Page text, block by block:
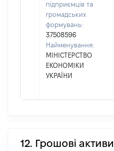
підприємців та
громадських
формувань:
37508596
Найменування:
МІНІСТЕРСТВО
ЕКОНОМІКИ
УКРАЇНИ
12. Грошові активи